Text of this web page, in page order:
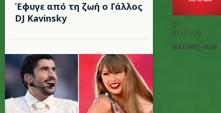
Έφυγε από τη ζωή ο Γάλλος
DJ Kavinsky
BY
KISS 929
ΔΕΚ 17 2021 - 06:30